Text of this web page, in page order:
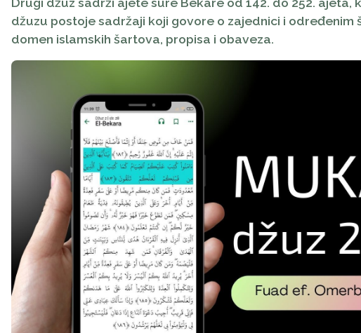
džuzu postoje sadržaji koji govore o zajednici i određenim
domen islamskih šartova, propisa i obaveza.